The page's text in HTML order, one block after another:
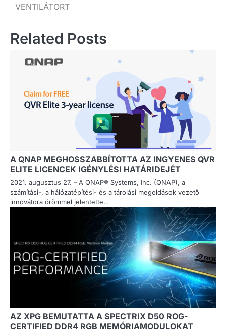
VENTILÁTORT
Related Posts
A QNAP MEGHOSSZABBÍTOTTA AZ INGYENES QVR
ELITE LICENCEK IGÉNYLÉSI HATÁRIDEJÉT
2021. augusztus 27. – A QNAP® Systems, Inc. (QNAP), a
számítási-, a hálózatépítési- és a tárolási megoldások vezető
innovátora örömmel jelentette…
AZ XPG BEMUTATTA A SPECTRIX D50 ROG-
CERTIFIED DDR4 RGB MEMÓRIAMODULOKAT